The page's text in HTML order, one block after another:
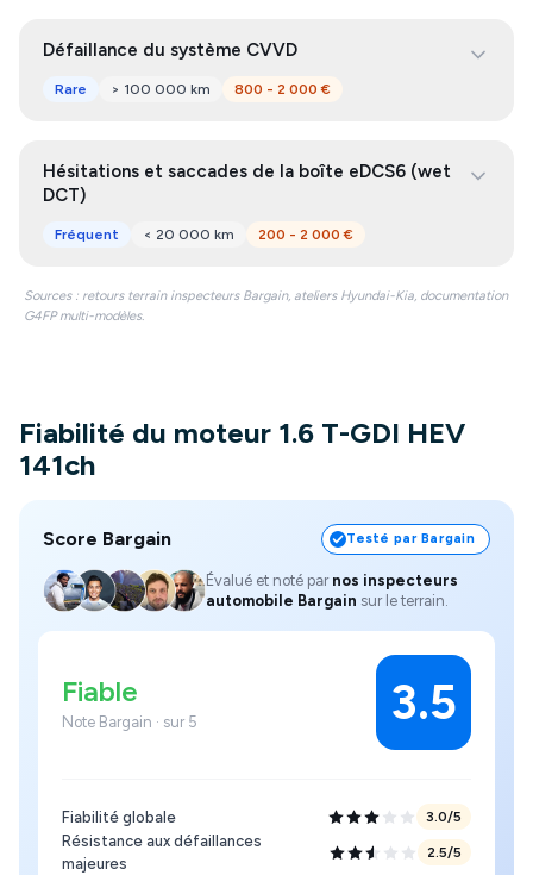
Défaillance du système CVVD
Rare > 100 000 km 800 - 2 000 €
Hésitations et saccades de la boîte eDCS6 (wet
DCT)
Fréquent < 20 000 km 200 - 2 000 €
Sources : retours terrain inspecteurs Bargain, ateliers Hyundai-Kia, documentation
G4FP multi-modèles.
Fiabilité du moteur 1.6 T-GDI HEV
141ch
Score Bargain Testé par Bargain
Évalué et noté par nos inspecteurs
automobile Bargain sur le terrain.
Fiable
Note Bargain · sur 5 3.5
Fiabilité globale 3.0/5
Résistance aux défaillances
majeures
2.5/5